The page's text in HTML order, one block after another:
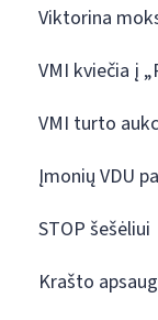
Viktorina
VMI kviečia į
VMI turto
Įmonių VDU
STOP šešėliui
Krašto